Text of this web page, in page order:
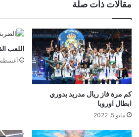
مقالات ذات صلة
كم مرة فاز ريال مدريد بدوري
ابطال اوروبا
مايو 5, 2022
اللعب
أغسطس 29,